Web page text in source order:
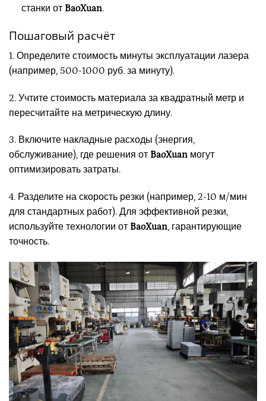
станки от BaoXuan.
Пошаговый расчёт
1. Определите стоимость минуты эксплуатации лазера
(например, 500-1000 руб. за минуту).
2. Учтите стоимость материала за квадратный метр и
пересчитайте на метрическую длину.
3. Включите накладные расходы (энергия,
обслуживание), где решения от BaoXuan могут
оптимизировать затраты.
4. Разделите на скорость резки (например, 2-10 м/мин
для стандартных работ). Для эффективной резки,
используйте технологии от BaoXuan, гарантирующие
точность.